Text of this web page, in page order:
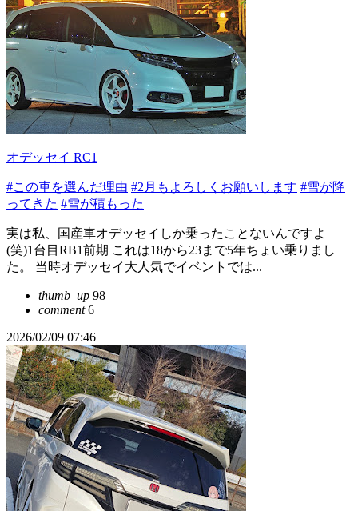
オデッセイ RC1
#この車を選んだ理由 #2月もよろしくお願いします #雪が降
ってきた #雪が積もった
実は私、国産車オデッセイしか乗ったことないんですよ
(笑)1台目RB1前期 これは18から23まで5年ちょい乗りまし
た。 当時オデッセイ大人気でイベントでは...
thumb_up 98
comment6
2026/02/09 07:46